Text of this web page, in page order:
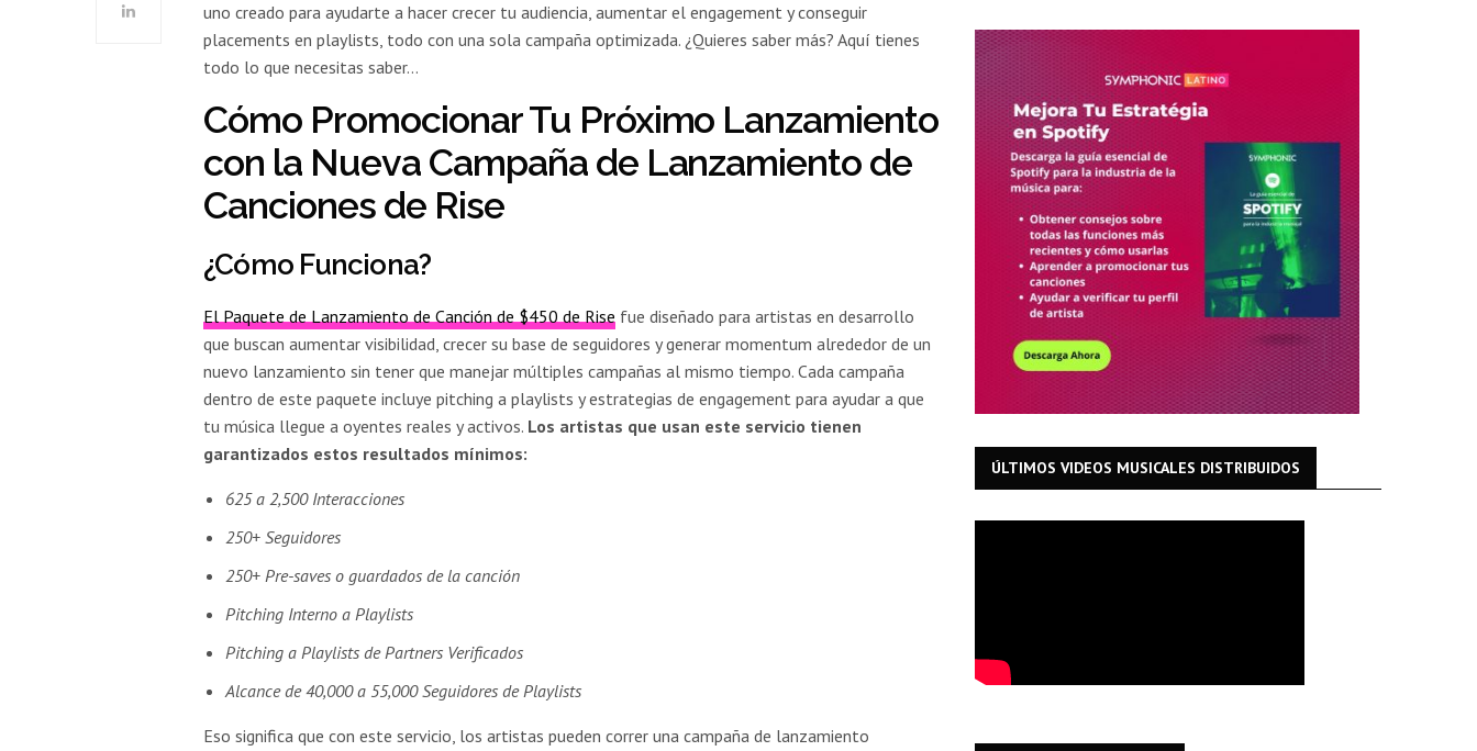
uno creado para ayudarte a hacer crecer tu audiencia, aumentar el engagement y conseguir
placements en playlists, todo con una sola campaña optimizada. ¿Quieres saber más? Aquí tienes
todo lo que necesitas saber…
Cómo Promocionar Tu Próximo Lanzamiento
con la Nueva Campaña de Lanzamiento de
Canciones de Rise
¿Cómo Funciona?
El Paquete de Lanzamiento de Canción de $450 de Rise fue diseñado para artistas en desarrollo
que buscan aumentar visibilidad, crecer su base de seguidores y generar momentum alrededor de un
nuevo lanzamiento sin tener que manejar múltiples campañas al mismo tiempo. Cada campaña
dentro de este paquete incluye pitching a playlists y estrategias de engagement para ayudar a que
tu música llegue a oyentes reales y activos. Los artistas que usan este servicio tienen
garantizados estos resultados mínimos:
625 a 2,500 Interacciones
250+ Seguidores
250+ Pre-saves o guardados de la canción
Pitching Interno a Playlists
Pitching a Playlists de Partners Verificados
Alcance de 40,000 a 55,000 Seguidores de Playlists
Eso significa que con este servicio, los artistas pueden correr una campaña de lanzamiento
ÚLTIMOS VIDEOS MUSICALES DISTRIBUIDOS